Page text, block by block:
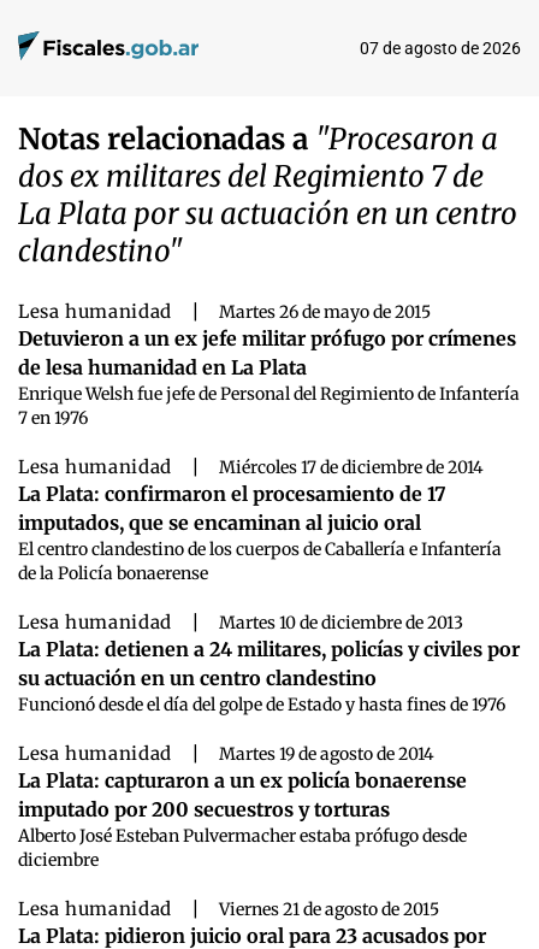
07 de agosto de 2026
Notas relacionadas a "Procesaron a
dos ex militares del Regimiento 7 de
La Plata por su actuación en un centro
clandestino"
Lesa humanidad Martes 26 de mayo de 2015
Detuvieron a un ex jefe militar prófugo por crímenes
de lesa humanidad en La Plata
Enrique Welsh fue jefe de Personal del Regimiento de Infantería
7 en 1976
Lesa humanidad Miércoles 17 de diciembre de 2014
La Plata: confirmaron el procesamiento de 17
imputados, que se encaminan al juicio oral
El centro clandestino de los cuerpos de Caballería e Infantería
de la Policía bonaerense
Lesa humanidad Martes 10 de diciembre de 2013
La Plata: detienen a 24 militares, policías y civiles por
su actuación en un centro clandestino
Funcionó desde el día del golpe de Estado y hasta fines de 1976
Lesa humanidad Martes 19 de agosto de 2014
La Plata: capturaron a un ex policía bonaerense
imputado por 200 secuestros y torturas
Alberto José Esteban Pulvermacher estaba prófugo desde
diciembre
Lesa humanidad Viernes 21 de agosto de 2015
La Plata: pidieron juicio oral para 23 acusados por